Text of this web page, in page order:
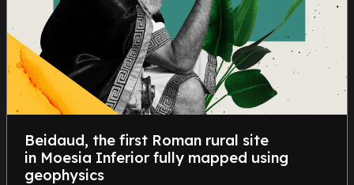
Beidaud, the first Roman rural site
in Moesia Inferior fully mapped using
geophysics